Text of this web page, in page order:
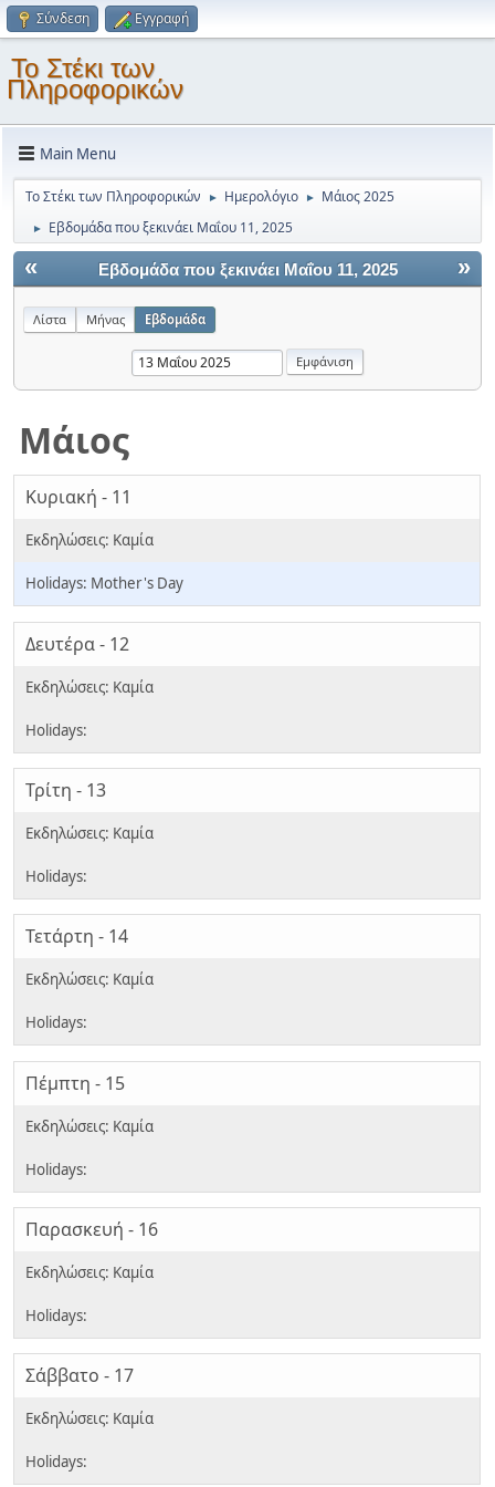
Σύνδεση Εγγραφή
Το Στέκι των
Πληροφορικών
Main Menu
Το Στέκι των Πληροφορικών ► Ημερολόγιο ► Μάιος 2025
► Εβδομάδα που ξεκινάει Μαΐου 11, 2025
« »
Εβδομάδα που ξεκινάει Μαΐου 11, 2025
Λίστα Μήνας Εβδομάδα
Μάιος
Κυριακή - 11
Mother's Day
Δευτέρα - 12
Τρίτη - 13
Τετάρτη - 14
Πέμπτη - 15
Παρασκευή - 16
Σάββατο - 17